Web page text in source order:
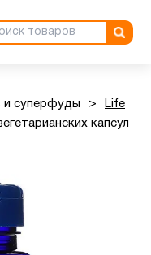
и суперфуды >
Life
капсул